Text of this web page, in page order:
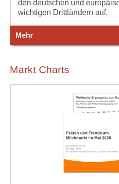
den deutschen und
wichtigen Drittländern auf.
Mehr
Markt Charts